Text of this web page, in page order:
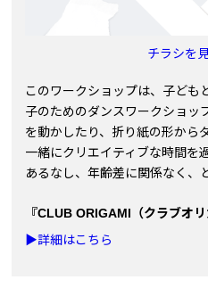
チラシを
このワークショップは、子ども
子のためのダンスワークショッ
を動かしたり、折り紙の形から
一緒にクリエイティブな時間を
あるなし、年齢差に関係なく、
『CLUB ORIGAMI（クラブオリ
▶︎詳細はこちら